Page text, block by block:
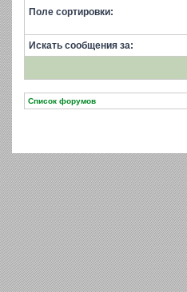
Поле сортировки:
Искать сообщения за:
Список форумов